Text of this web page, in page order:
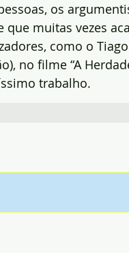
os
muitas vezes
como o
no filme “A
trabalho.